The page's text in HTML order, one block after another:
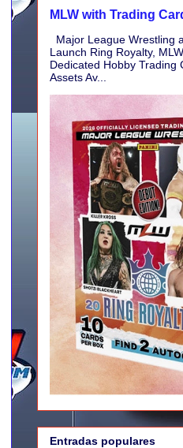
MLW with Trading
Major League Wrestling
Launch Ring Royalty,
Dedicated Hobby
Assets Av...
Entradas populares